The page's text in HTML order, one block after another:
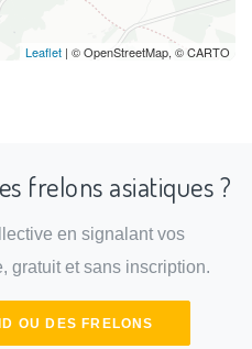
Leaflet | © OpenStreetMap, © CARTO
frelons asiatiques ?
en signalant vos
gratuit et sans inscription.
OU DES FRELONS